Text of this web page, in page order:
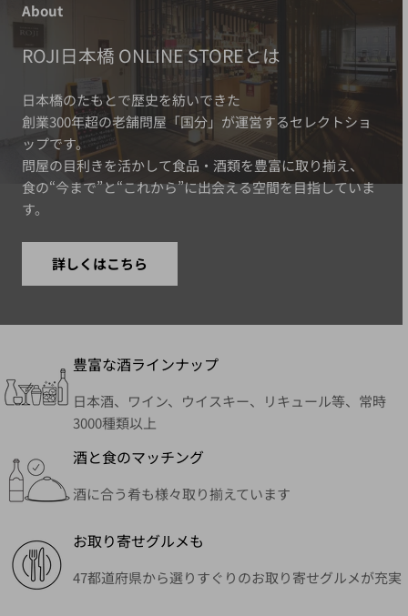
About
ROJI日本橋 ONLINE STOREとは
日本橋のたもとで歴史を紡いできた
創業300年超の老舗問屋「国分」が運営するセレクトショ
ップです。
問屋の目利きを活かして食品・酒類を豊富に取り揃え、
食の“今まで”と“これから”に出会える空間を目指していま
す。
詳しくはこちら
豊富な酒ラインナップ
日本酒、ワイン、ウイスキー、リキュール等、常時
3000種類以上
酒と食のマッチング
酒に合う肴も様々取り揃えています
お取り寄せグルメも
47都道府県から選りすぐりのお取り寄せグルメが充実